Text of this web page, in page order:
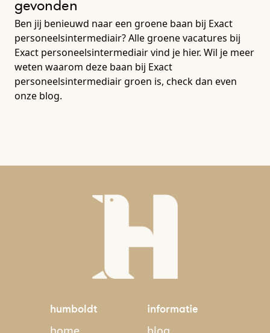
gevonden
Ben jij benieuwd naar een groene baan bij Exact
personeelsintermediair? Alle groene vacatures bij
Exact personeelsintermediair vind je hier. Wil je meer
weten waarom deze baan bij Exact
personeelsintermediair groen is, check dan even
onze blog.
humboldt informatie